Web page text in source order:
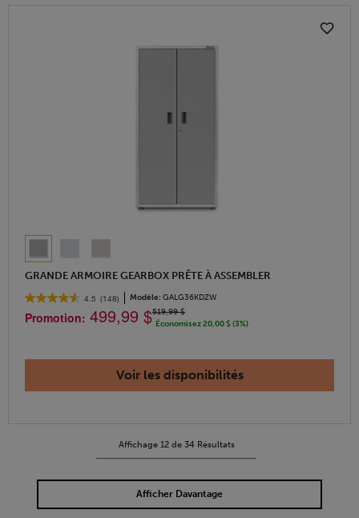
GRANDE ARMOIRE GEARBOX PRÊTE À ASSEMBLER
4.5 (148) Modèle: GALG36KDZW
Promotion: 499,99 $519,99 $
Économisez 20,00 $ (3%)
Voir les disponibilités
Afficher Davantage
Affichage 12de 34 Résultats